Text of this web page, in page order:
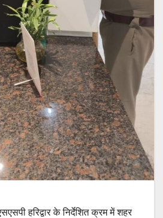
हरिद्वार के निर्देशित क्रम में शहर